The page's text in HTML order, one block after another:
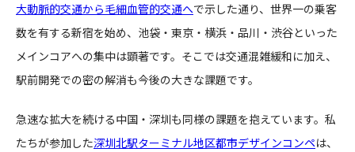
大動脈的交通から毛細血管的交通へ​で示した通り、世界一の乗客
数を有する新宿を始め、池袋・東京・横浜・品川・渋谷といった
メインコアへの集中は顕著です。そこでは交通混雑緩和に加え、
駅前開発での密の解消も今後の大きな課題です。​
急速な拡大を続ける中国・深圳も同様の課題を抱えています。私
たちが参加した深圳北駅ターミナル地区都市デザインコンペは、